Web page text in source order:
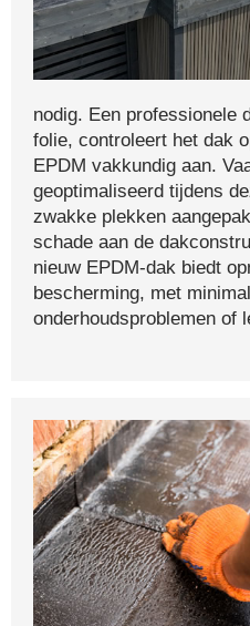
nodig. Een professionele
folie, controleert het dak
EPDM vakkundig aan.
geoptimaliseerd tijdens
zwakke plekken
schade aan de
nieuw EPDM-dak biedt
bescherming, met
onderhoudsproblemen of